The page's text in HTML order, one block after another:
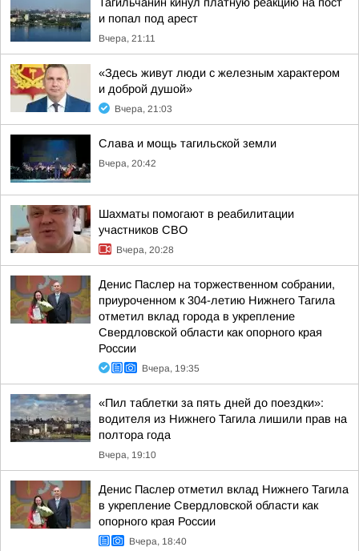
и попал под арест
Вчера, 21:11
«Здесь живут люди с железным характером
и доброй душой»
Вчера, 21:03
Слава и мощь тагильской земли
Вчера, 20:42
Шахматы помогают в реабилитации
участников СВО
Вчера, 20:28
Денис Паслер на торжественном собрании,
приуроченном к 304-летию Нижнего Тагила
отметил вклад города в укрепление
Свердловской области как опорного края
России
Вчера, 19:35
«Пил таблетки за пять дней до поездки»:
водителя из Нижнего Тагила лишили прав на
полтора года
Вчера, 19:10
Денис Паслер отметил вклад Нижнего Тагила
в укрепление Свердловской области как
опорного края России
Вчера, 18:40